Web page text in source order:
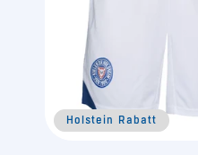
Holstein Rabatt